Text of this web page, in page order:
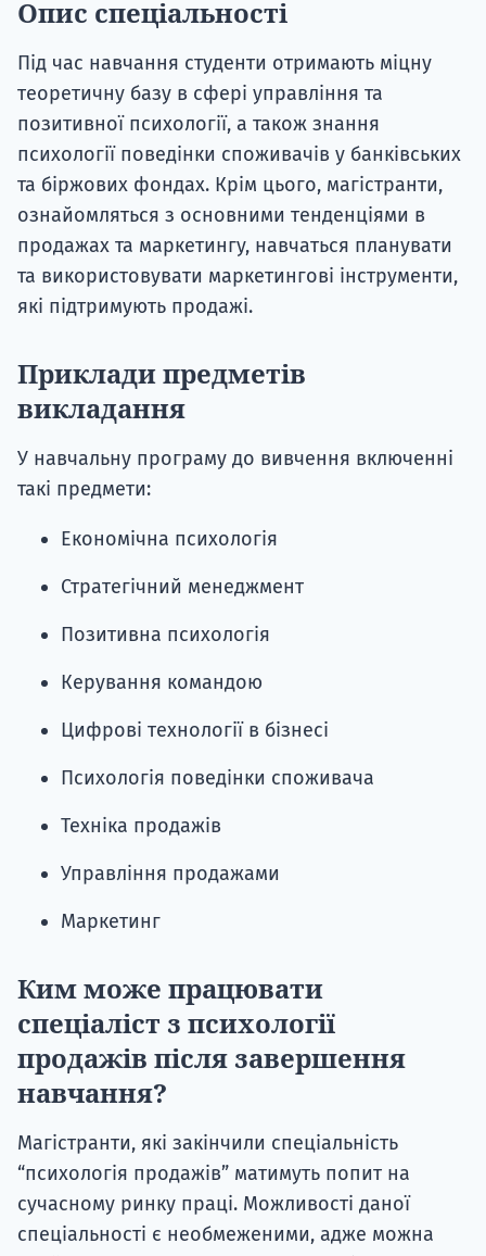
Опис спеціальності
Під час навчання студенти отримають міцну
теоретичну базу в сфері управління та
позитивної психології, а також знання
психології поведінки споживачів у банківських
та біржових фондах. Крім цього, магістранти,
ознайомляться з основними тенденціями в
продажах та маркетингу, навчаться планувати
та використовувати маркетингові інструменти,
які підтримують продажі.
Приклади предметів
викладання
У навчальну програму до вивчення включенні
такі предмети:
Економічна психологія
Стратегічний менеджмент
Позитивна психологія
Керування командою
Цифрові технології в бізнесі
Психологія поведінки споживача
Техніка продажів
Управління продажами
Маркетинг
Ким може працювати
спеціаліст з психології
продажів після завершення
навчання?
Магістранти, які закінчили спеціальність
“психологія продажів” матимуть попит на
сучасному ринку праці. Можливості даної
спеціальності є необмеженими, адже можна